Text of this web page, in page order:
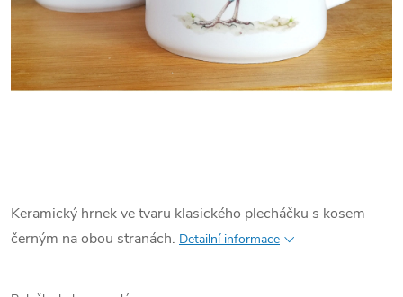
Keramický hrnek ve tvaru klasického plecháčku s kosem
černým na obou stranách. Detailní informace